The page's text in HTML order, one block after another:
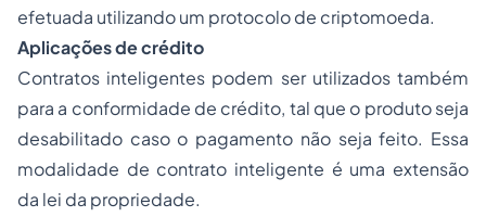
efetuada utilizando um protocolo de criptomoeda.
Aplicações de crédito
Contratos inteligentes podem ser utilizados também
para a conformidade de crédito, tal que o produto seja
desabilitado caso o pagamento não seja feito. Essa
modalidade de contrato inteligente é uma extensão
da lei da propriedade.